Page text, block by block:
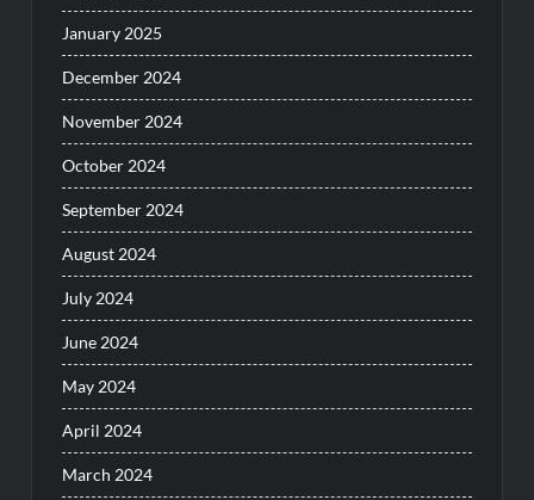
January 2025
December 2024
November 2024
October 2024
September 2024
August 2024
July 2024
June 2024
May 2024
April 2024
March 2024